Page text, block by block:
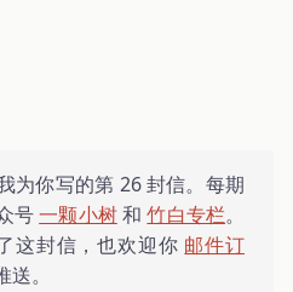
为你写的第 26 封信。每期
号一颗小树和竹白专栏。
这封信，也欢迎你 邮件订
。